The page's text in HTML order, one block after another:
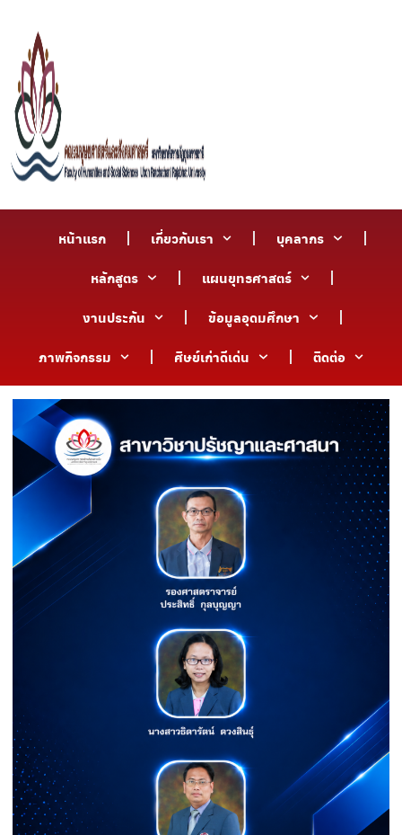
หน้าแรก เกี่ยวกับเรา
บุคลากร
หลักสูตร
แผนยุทธศาสตร์
งานประกัน
ข้อมูลอุดมศึกษา
ภาพกิจกรรม
ศิษย์เก่าดีเด่น ติดต่อ